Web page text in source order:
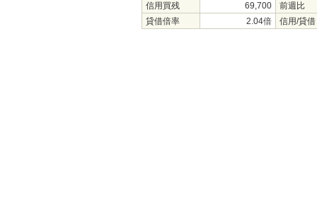
信用買残
69,700
前週比
貸借倍率
2.04倍 信用/貸借